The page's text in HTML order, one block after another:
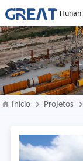
Hunan
Início Projetos